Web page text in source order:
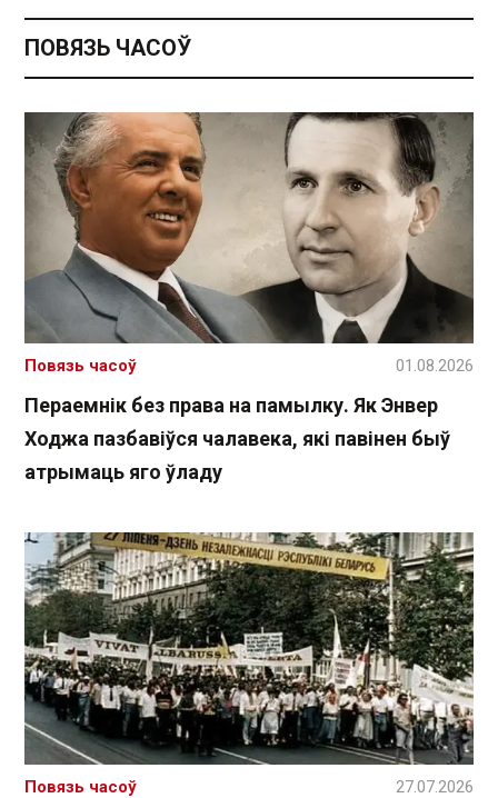
ПОВЯЗЬ ЧАСОЎ
Пераемнік без права на памылку. Як Энвер
Ходжа пазбавіўся чалавека, які павінен быў
атрымаць яго ўладу
Повязь часоў 01.08.2026
Повязь часоў 27.07.2026